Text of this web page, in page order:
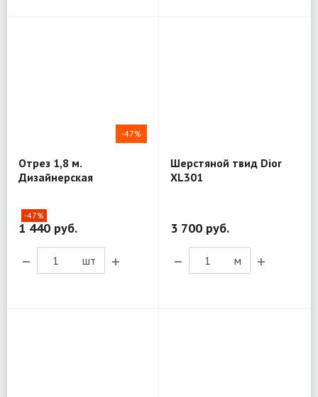
-47%
Отрез 1,8 м.
Дизайнерская
-47%
1 440 руб.
шт
Шерстяной твид Dior
XL301
3 700 руб.
м